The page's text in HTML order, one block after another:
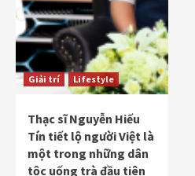
Giải trí Lifestyle
Thạc sĩ Nguyễn Hiếu
Tín tiết lộ người Việt là
một trong những dân
tộc uống trà đầu tiên